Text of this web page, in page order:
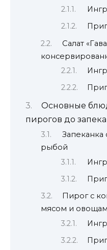
Салат
Основные
пирогов до
рыбой
Пирог с
мясом и